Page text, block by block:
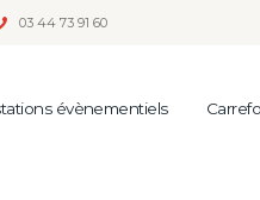
03 44 73 91 60
évènementiels